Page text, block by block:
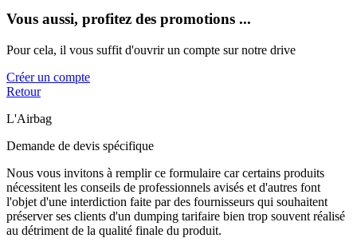
Vous aussi, profitez des promotions ...
Pour cela, il vous suffit d'ouvrir un compte sur notre drive
Créer un compte
Retour
L'Airbag
Demande de devis spécifique
Nous vous invitons à remplir ce formulaire car certains produits
nécessitent les conseils de professionnels avisés et d'autres font
l'objet d'une interdiction faite par des fournisseurs qui souhaitent
préserver ses clients d'un dumping tarifaire bien trop souvent réalisé
au détriment de la qualité finale du produit.